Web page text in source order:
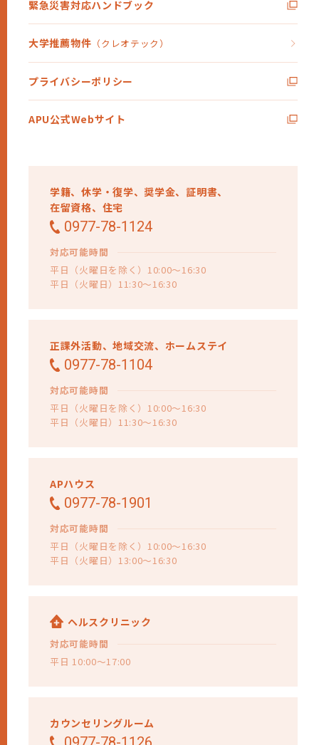
学籍、休学・復学、 奨学金、証明書、
在留資格、 住宅
0977-78-1124
対応可能時間
平日（火曜日を除く）10:00～16:30
平日（火曜日）11:30～16:30
正課外活動、地域交流、 ホームステイ
0977-78-1104
対応可能時間
平日（火曜日を除く）10:00～16:30
平日（火曜日）11:30～16:30
APハウス
0977-78-1901
対応可能時間
平日（火曜日を除く）10:00～16:30
平日（火曜日）13:00～16:30
ヘルスクリニック
対応可能時間
平日 10:00～17:00
カウンセリングルーム
緊急災害対応ハンドブック
大学推薦物件 （クレオテック）
プライバシーポリシー
APU公式Webサイト